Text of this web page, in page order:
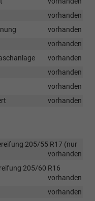
vorhanden
vorhanden
vorhanden
vorhanden
vorhanden
vorhanden
vorhanden
205/55 R17 (nur
vorhanden
205/60 R16
vorhanden
vorhanden